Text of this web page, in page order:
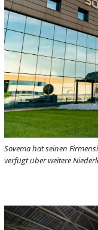
Sovema hat seinen
verfügt über weitere